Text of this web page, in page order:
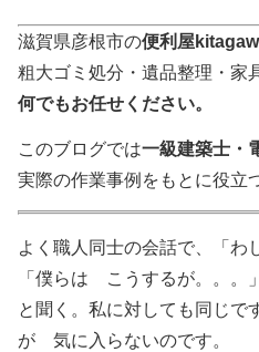
滋賀県彦根市の便利屋
粗大ゴミ処分・遺品整理・家
何でもお任せください。
このブログでは一級建築士・
実際の作業事例をもとに役立
よく職人同士の会話で、「わ
「僕らは こうするが。。。」
と聞く。私に対しても同じ
が 気に入らないのです。